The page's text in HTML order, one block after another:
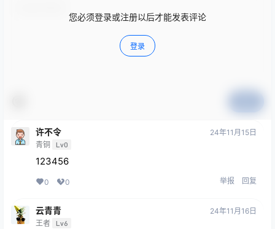
您必须登录或注册以后才能发表评论
登录
许不令
青铜 Lv0
24年11月15日
123456
0 0 举报 回复
云青青
王者 Lv6
24年11月16日